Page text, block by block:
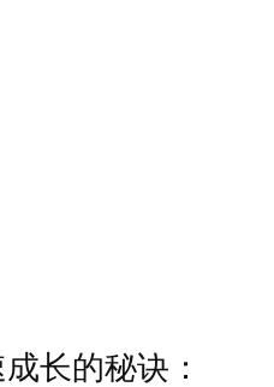
长的秘诀：